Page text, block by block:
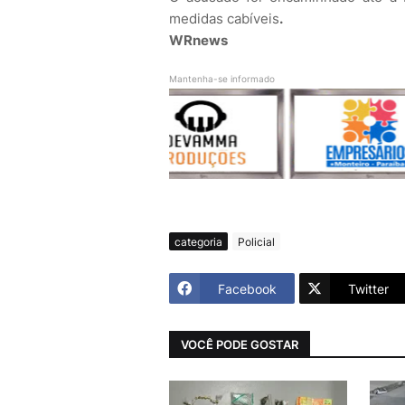
medidas cabíveis.
WRnews
Mantenha-se informado
categoria Policial
Facebook Twitter
VOCÊ PODE GOSTAR